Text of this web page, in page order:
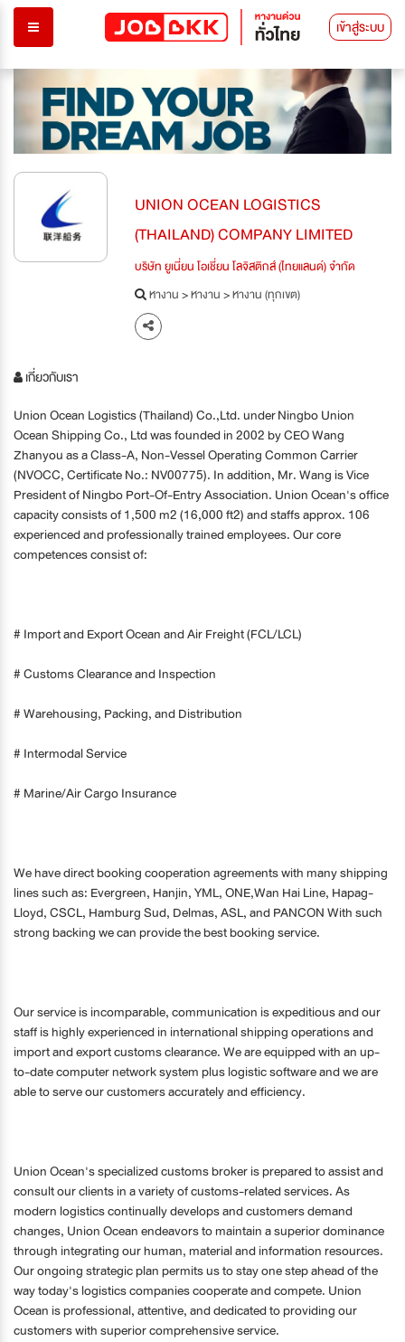
เข้าสู่ระบบ
UNION OCEAN LOGISTICS
(THAILAND) COMPANY LIMITED
บริษัท ยูเนี่ยน โอเชี่ยน โลจิสติกส์ (ไทยแลนด์) จำกัด
หางาน>หางาน>หางาน (ทุกเขต)
เกี่ยวกับเรา
Union Ocean Logistics (Thailand) Co.,Ltd. underNingbo Union
Ocean Shipping Co., Ltd was founded in 2002 by CEO Wang
Zhanyou as a Class-A, Non-Vessel Operating Common Carrier
(NVOCC, Certificate No.: NV00775). In addition, Mr. Wang is Vice
President of Ningbo Port-Of-Entry Association. Union Ocean's office
capacity consists of 1,500 m2 (16,000 ft2) and staffs approx. 106
experienced and professionally trained employees. Our core
competences consist of:
# Import and Export Ocean and Air Freight (FCL/LCL)
# Customs Clearance and Inspection
# Warehousing, Packing, and Distribution
# Intermodal Service
# Marine/Air Cargo Insurance
We have direct booking cooperation agreements with many shipping
lines such as: Evergreen, Hanjin, YML, ONE,Wan Hai Line, Hapag-
Lloyd, CSCL, Hamburg Sud, Delmas, ASL, and PANCON With such
strong backing we can provide the best booking service.
Our service is incomparable, communication is expeditious and our
staff is highly experienced in international shipping operations and
import and export customs clearance. We are equipped with an up-
to-date computer network system plus logistic software and we are
able to serve our customers accurately and efficiency.
Union Ocean's specialized customs broker is prepared to assist and
consult our clients in a variety of customs-related services. As
modern logistics continually develops and customers demand
changes, Union Ocean endeavors to maintain a superior dominance
through integrating our human, material and information resources.
Our ongoing strategic plan permits us to stay one step ahead of the
way today's logistics companies cooperate and compete. Union
Ocean is professional, attentive, and dedicated to providing our
customers with superior comprehensive service.